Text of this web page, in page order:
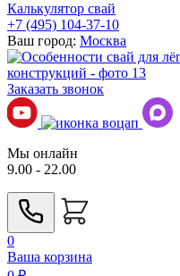
Калькулятор свай
+7 (495) 104-37-10
Ваш город: Москва
Заказать звонок
Мы онлайн
9.00 - 22.00
0
Ваша корзина